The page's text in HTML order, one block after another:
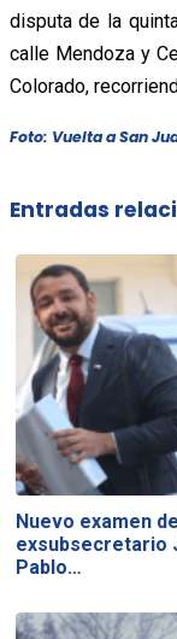
disputa de la
calle Mendoza y
Colorado,
Foto: Vuelta a San
Entradas
Nuevo examen del
exsubsecretario
Pablo…